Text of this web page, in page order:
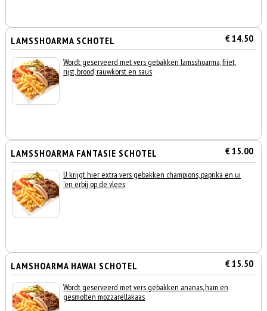
LAMSSHOARMA SCHOTEL € 14.50
Wordt geserveerd met vers gebakken lamsshoarma, friet,
rijst, brood, rauwkorst en saus
LAMSSHOARMA FANTASIE SCHOTEL € 15.00
U krijgt hier extra vers gebakken champions, paprika en ui
'en erbij op de vlees
LAMSHOARMA HAWAI SCHOTEL € 15.50
Wordt geserveerd met vers gebakken ananas, ham en
gesmolten mozzarellakaas